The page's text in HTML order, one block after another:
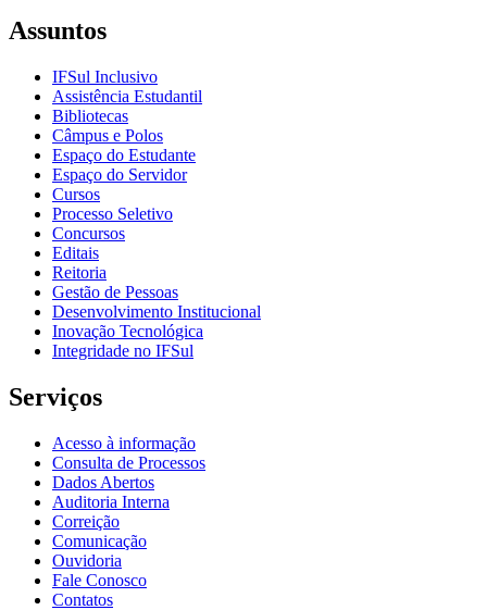
Assuntos
IFSul Inclusivo
Assistência Estudantil
Bibliotecas
Câmpus e Polos
Espaço do Estudante
Espaço do Servidor
Cursos
Processo Seletivo
Concursos
Editais
Reitoria
Gestão de Pessoas
Desenvolvimento Institucional
Inovação Tecnológica
Integridade no IFSul
Serviços
Acesso à informação
Consulta de Processos
Dados Abertos
Auditoria Interna
Correição
Comunicação
Ouvidoria
Fale Conosco
Contatos